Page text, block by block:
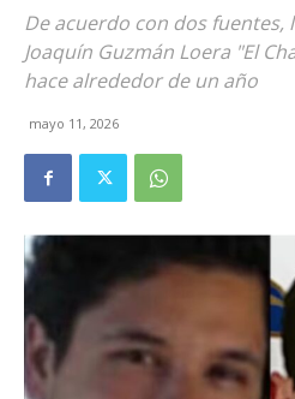
De acuerdo con dos fuentes,
Joaquín Guzmán Loera "El
hace alrededor de un año
mayo 11, 2026